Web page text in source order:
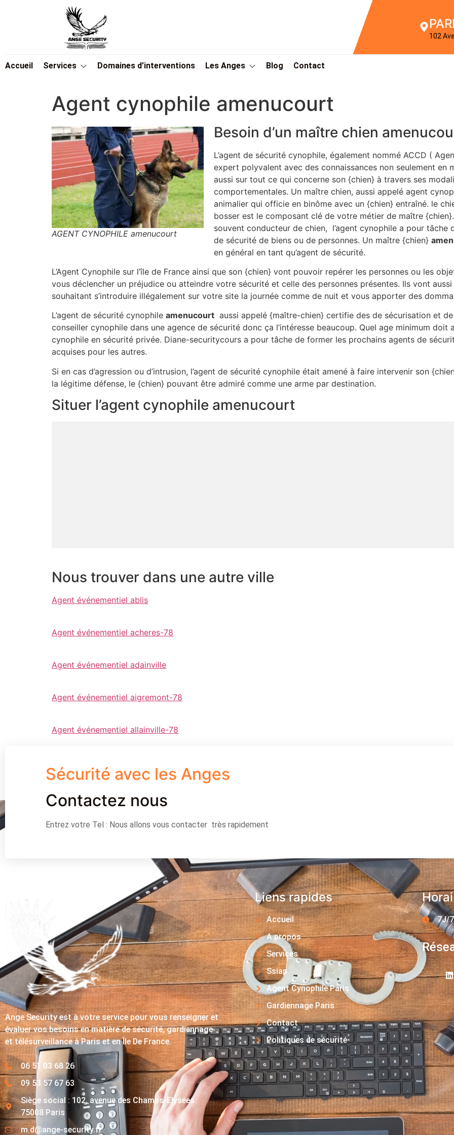
102
Accueil Services Domaines d’interventions Les Anges Blog Contact
Agent cynophile amenucourt
AGENT CYNOPHILE amenucourt
Besoin d’un maître chien
L’agent de sécurité cynophile, également nommé ACCD (
expert polyvalent avec des connaissances non seulement en
aussi sur tout ce qui concerne son {chien} à travers ses
comportementales. Un maître chien, aussi appelé agent
animalier qui officie en binôme avec un {chien} entraîné. le
bosser est le composant clé de votre métier de maître
souvent conducteur de chien, l’agent cynophile a pour tâche
de sécurité de biens ou de personnes. Un maître {chien}
en général en tant qu’agent de sécurité.
L’Agent Cynophile sur l’île de France ainsi que son {chien} vont pouvoir repérer les personnes ou les
vous déclencher un préjudice ou atteindre votre sécurité et celle des personnes présentes. Ils vont
souhaitant s’introduire illégalement sur votre site la journée comme de nuit et vous apporter des
L’agent de sécurité cynophile amenucourt aussi appelé {maître-chien} certifie des de sécurisation et
conseiller cynophile dans une agence de sécurité donc ça l’intéresse beaucoup. Quel age minimum
cynophile en sécurité privée. Diane-securitycours a pour tâche de former les prochains agents de
acquises pour les autres.
Si en cas d’agression ou d’intrusion, l’agent de sécurité cynophile était amené à faire intervenir son
la légitime défense, le {chien} pouvant être admiré comme une arme par destination.
Situer l’agent cynophile amenucourt
Nous trouver dans une autre ville
Agent événementiel ablis
Agent événementiel acheres-78
Agent événementiel adainville
Agent événementiel aigremont-78
Agent événementiel allainville-78
Sécurité avec les Anges
Contactez nous
Entrez votre Tel : Nous allons vous contacter très rapidement
Ange Security est à votre service pour vous renseigner et
évaluer vos besoins en matière de sécurité, gardiennage
et télésurveillance à Paris et en Île De France.
06 51 03 68 26
09 53 57 67 63
Siège social : 102, avenue des Champs-Elysées
75008 Paris
m.d@ange-security.fr
Liens rapides
Accueil
A propos
Services
Ssiap
Agent Cynophile Paris
Gardiennage Paris
Contact
Politiques de sécurité
7J/